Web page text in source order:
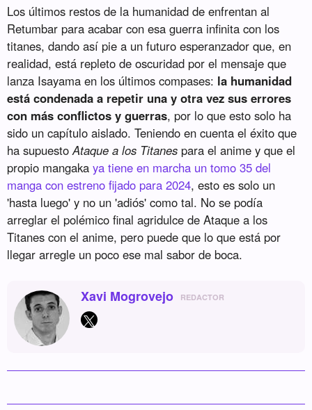
Los últimos restos de la humanidad de enfrentan al
Retumbar para acabar con esa guerra infinita con los
titanes, dando así pie a un futuro esperanzador que, en
realidad, está repleto de oscuridad por el mensaje que
lanza Isayama en los últimos compases: la humanidad
está condenada a repetir una y otra vez sus errores
con más conflictos y guerras, por lo que esto solo ha
sido un capítulo aislado. Teniendo en cuenta el éxito que
ha supuestoAtaque a los Titanes para el anime y que el
propio mangakaya tiene en marcha un tomo 35 del
manga con estreno fijado para 2024, esto es solo un
'hasta luego' y no un 'adiós' como tal. No se podía
arreglar el polémico final agridulce de Ataque a los
Titanes con el anime, pero puede que lo que está por
llegar arregle un poco ese mal sabor de boca.
Xavi Mogrovejo REDACTOR